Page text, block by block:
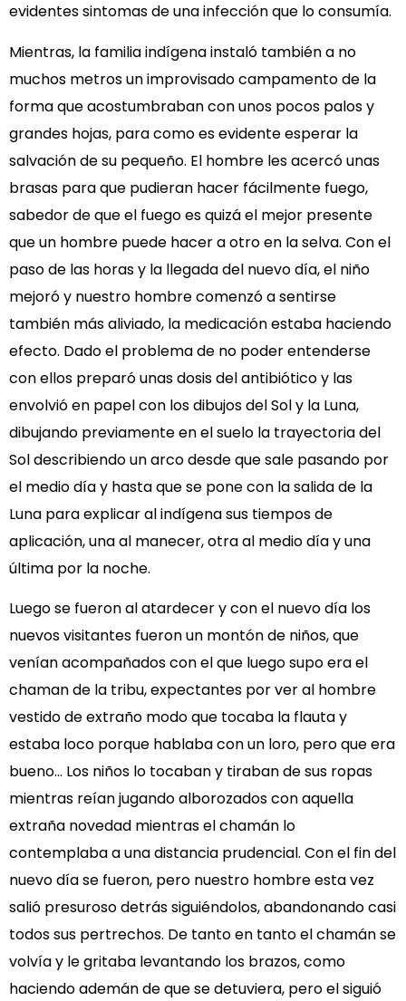
evidentes sintomas de una infección que lo consumía.
Mientras, la familia indígena instaló también a no
muchos metros un improvisado campamento de la
forma que acostumbraban con unos pocos palos y
grandes hojas, para como es evidente esperar la
salvación de su pequeño. El hombre les acercó unas
brasas para que pudieran hacer fácilmente fuego,
sabedor de que el fuego es quizá el mejor presente
que un hombre puede hacer a otro en la selva. Con el
paso de las horas y la llegada del nuevo día, el niño
mejoró y nuestro hombre comenzó a sentirse
también más aliviado, la medicación estaba haciendo
efecto. Dado el problema de no poder entenderse
con ellos preparó unas dosis del antibiótico y las
envolvió en papel con los dibujos del Sol y la Luna,
dibujando previamente en el suelo la trayectoria del
Sol describiendo un arco desde que sale pasando por
el medio día y hasta que se pone con la salida de la
Luna para explicar al indígena sus tiempos de
aplicación, una al manecer, otra al medio día y una
última por la noche.
Luego se fueron al atardecer y con el nuevo día los
nuevos visitantes fueron un montón de niños, que
venían acompañados con el que luego supo era el
chaman de la tribu, expectantes por ver al hombre
vestido de extraño modo que tocaba la flauta y
estaba loco porque hablaba con un loro, pero que era
bueno… Los niños lo tocaban y tiraban de sus ropas
mientras reían jugando alborozados con aquella
extraña novedad mientras el chamán lo
contemplaba a una distancia prudencial. Con el fin del
nuevo día se fueron, pero nuestro hombre esta vez
salió presuroso detrás siguiéndolos, abandonando casi
todos sus pertrechos. De tanto en tanto el chamán se
volvía y le gritaba levantando los brazos, como
haciendo ademán de que se detuviera, pero el siguió